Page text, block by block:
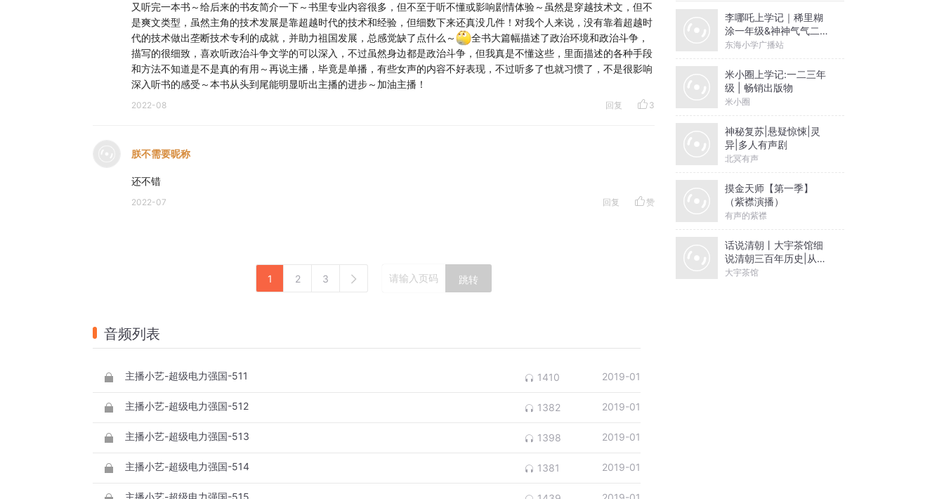
又听完一本书～给后来的书友简介一下～书里专业内容很多，但不至于听不懂或影响剧情体验～虽然是穿越技术文，但不
是爽文类型，虽然主角的技术发展是靠超越时代的技术和经验，但细数下来还真没几件！对我个人来说，没有靠着超越时
代的技术做出垄断技术专利的成就，并助力祖国发展，总感觉缺了点什么～
全书大篇幅描述了政治环境和政治斗争，
描写的很细致，喜欢听政治斗争文学的可以深入，不过虽然身边都是政治斗争，但我真是不懂这些，里面描述的各种手段
和方法不知道是不是真的有用～再说主播，毕竟是单播，有些女声的内容不好表现，不过听多了也就习惯了，不是很影响
深入听书的感受～本书从头到尾能明显听出主播的进步～加油主播！
2022-08 回复 3
朕不需要昵称
还不错
2022-07 回复 赞
1 2 3 跳转
音频列表
主播小艺-超级电力强国-511 1410 2019-01
主播小艺-超级电力强国-512 1382 2019-01
主播小艺-超级电力强国-513 1398 2019-01
主播小艺-超级电力强国-514 1381 2019-01
主播小艺-超级电力强国-515
李哪吒上学记｜稀里糊
涂一年级&神神气气二年
级
东海小学广播站
米小圈上学记:一二三年
级 | 畅销出版物
米小圈
神秘复苏|悬疑惊悚|灵
异|多人有声剧
北冥有声
摸金天师【第一季】
（紫襟演播）
有声的紫襟
话说清朝丨大宇茶馆细
说清朝三百年历史|从努
尔哈赤到末代皇帝溥仪|
大宇茶馆